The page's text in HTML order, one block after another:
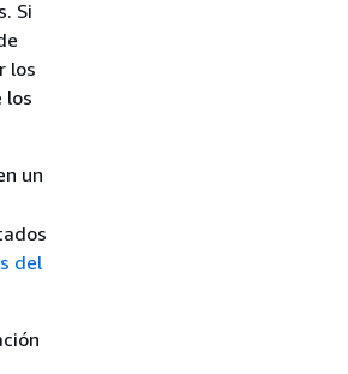
Si
los
los
un
del